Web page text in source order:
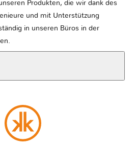
Produkten, die wir dank des
und mit Unterstützung
in unseren Büros in der